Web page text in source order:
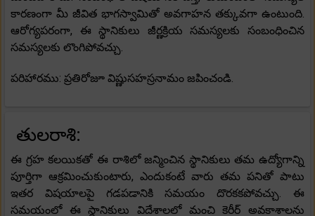
కారణంగా మీ జీవిత భాగస్వామితో అవగాహన తక్కువగా ఉంటుంది.
ఆరోగ్యపరంగా, ఈ స్థానికులు జీర్ణక్రియ సమస్యలకు సంబంధించిన
సమస్యలకు లొంగిపోవచ్చు.
పరిహారము: ప్రతిరోజూ విష్ణుసహస్రనామం జపించండి.
తులరాశి:
ఈ గ్రహ కలయికతో ఈ రాశిలో జన్మించిన స్థానికులు తమ ఉద్యోగాన్ని
పూర్తిగా ఆక్రమించుకుంటారు, ఎందుకంటే వారు తమ పనితో పాటు
ఇతర విషయాలపై గడపడానికి సమయం దొరకకపోవచ్చు. ఈ
సమయంలో ఈ స్థానికులు విదేశాలలో మంచి కెరీర్ అవకాశాలను